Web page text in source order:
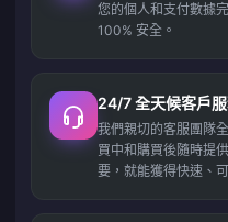
您的個人和支付數據
100% 安全。
24/7 全天候客戶
我們親切的客服團隊
買中和購買後隨時提
要，就能獲得快速、